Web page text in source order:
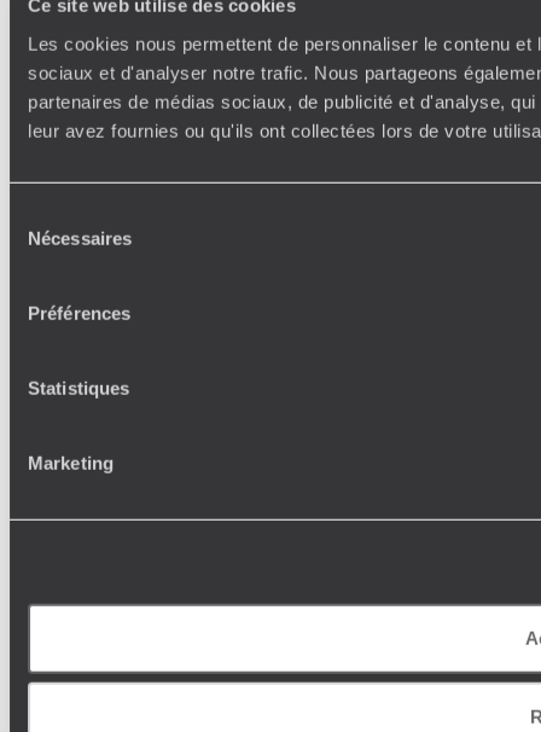
Ce site web utilise des cookies
Les cookies nous permettent de personnaliser le contenu
sociaux et d'analyser notre trafic. Nous partageons
partenaires de médias sociaux, de publicité et d'analyse,
leur avez fournies ou qu'ils ont collectées lors de votre
Nécessaires
Préférences
Statistiques
Marketing